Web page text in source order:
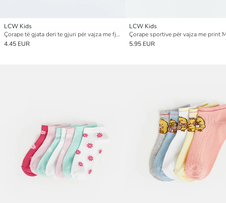
LCW Kids
Çorape të gjata deri te gjuri për vajza me fjongo, 2 pako
4.45 EUR
LCW Kids
Çorape sportive për vajza me print
5.95 EUR